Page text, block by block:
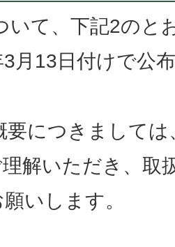
いて、下記2のと
3月13日付けで公
要につきまして
解いただき、取
いします。